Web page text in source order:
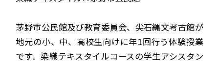
茅野市公民館及び教育委員会、尖石縄文考古館が
地元の小、中、高校生向けに年1回行う体験授業
です。染織テキスタイルコースの学生アシスタン